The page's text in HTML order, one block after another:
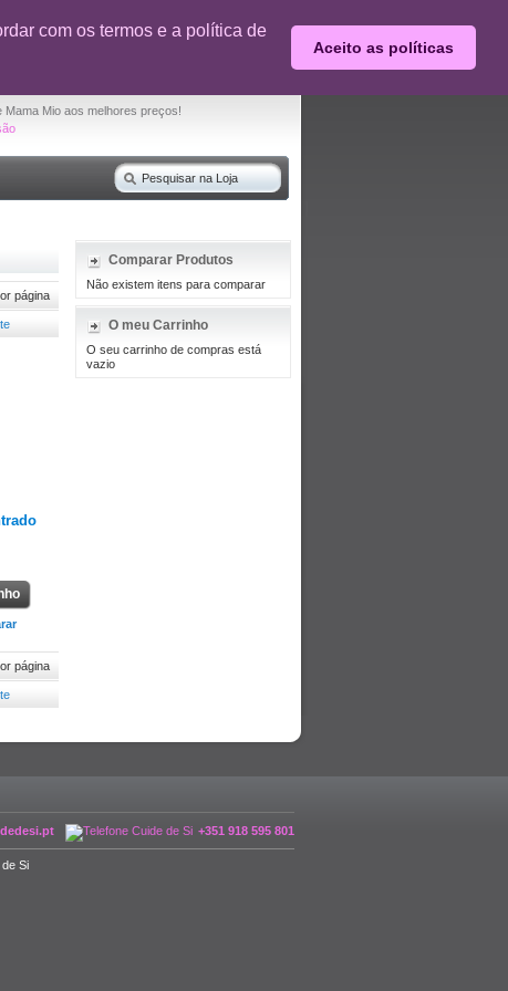
com os termos e a política de
Aceito as políticas
desconto em produtos selecionados
Mio aos melhores preços!
página
página
Comparar Produtos
Não existem itens para comparar
O meu Carrinho
O seu carrinho de compras está
vazio
+351 918 595 801